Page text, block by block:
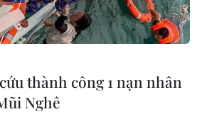
người nhiễm 2019-
ngoài
là một công dân Mỹ vào
dân Nhật Bản vào ngày 8/2,
thành công 1 nạn nhân
Nghê